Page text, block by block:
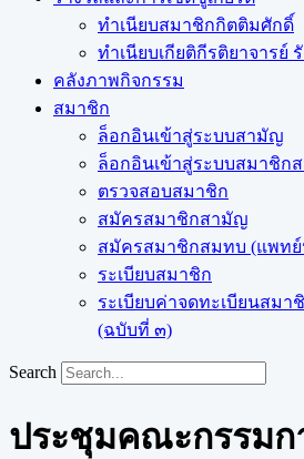
ทำเนียบสมาชิกกิตติมศักดิ์
ทำเนียบเกียติกีรติยาจารย์
คลังภาพกิจกรรม
สมาชิก
ล็อกอินเข้าสู่ระบบสามัญ
ล็อกอินเข้าสู่ระบบสมาชิก
ตรวจสอบสมาชิก
สมัครสมาชิกสามัญ
สมัครสมาชิกสมทบ (แพทย์
ระเบียบสมาชิก
ระเบียบค่าจดทะเบียนสม
(ฉบับที่ ๓)
Search
ประชุมคณะกรรมก